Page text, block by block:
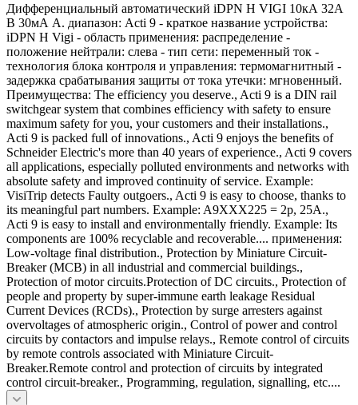
Дифференциальный автоматический iDPN H VIGI 10кА 32A
B 30мА A. диапазон: Acti 9 - краткое название устройства:
iDPN H Vigi - область применения: распределение -
положение нейтрали: слева - тип сети: переменный ток -
технология блока контроля и управления: термомагнитный -
задержка срабатывания защиты от тока утечки: мгновенный.
Преимущества: The efficiency you deserve., Acti 9 is a DIN rail
switchgear system that combines efficiency with safety to ensure
maximum safety for you, your customers and their installations.,
Acti 9 is packed full of innovations., Acti 9 enjoys the benefits of
Schneider Electric's more than 40 years of experience., Acti 9 covers
all applications, especially polluted environments and networks with
absolute safety and improved continuity of service. Example:
VisiTrip detects Faulty outgoers., Acti 9 is easy to choose, thanks to
its meaningful part numbers. Example: A9XXX225 = 2p, 25A.,
Acti 9 is easy to install and environmentally friendly. Example: Its
components are 100% recyclable and recoverable.... применения:
Low-voltage final distribution., Protection by Miniature Circuit-
Breaker (MCB) in all industrial and commercial buildings.,
Protection of motor circuits.Protection of DC circuits., Protection of
people and property by super-immune earth leakage Residual
Current Devices (RCDs)., Protection by surge arresters against
overvoltages of atmospheric origin., Control of power and control
circuits by contactors and impulse relays., Remote control of circuits
by remote controls associated with Miniature Circuit-
Breaker.Remote control and protection of circuits by integrated
control circuit-breaker., Programming, regulation, signalling, etc....